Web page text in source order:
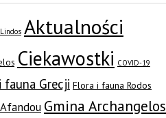
Aktualności
Ciekawostki COVID-19
fauna Grecji Flora i fauna Rodos
Gmina Archangelos